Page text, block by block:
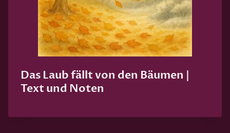
Das Laub fällt von den Bäumen |
Text und Noten